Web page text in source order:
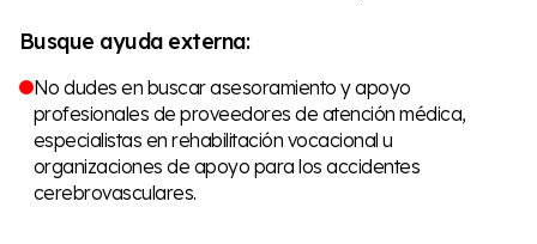
Busque ayuda externa:
No dudes en buscar asesoramiento y apoyo
profesionales de proveedores de atención médica,
especialistas en rehabilitación vocacional u
organizaciones de apoyo para los accidentes
cerebrovasculares.